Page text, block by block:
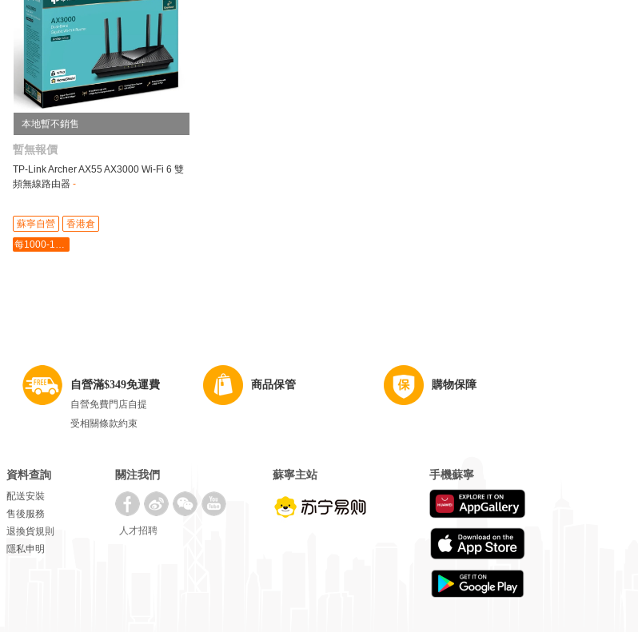
本地暫不銷售
暫無報價
TP-Link Archer AX55 AX3000 Wi-Fi 6 雙
頻無線路由器 -
蘇寧自營
香港倉
每1000-100最多-5000
自營滿$349免運費
自營免費門店自提
受相關條款約束
商品保管 購物保障
資料查詢
配送安裝
售後服務
退換貨規則
隱私申明
關注我們
人才招聘
蘇寧主站 手機蘇寧